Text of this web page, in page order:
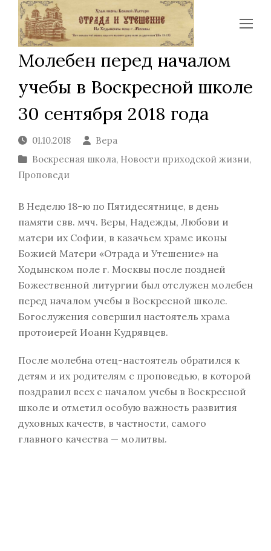
Молебен перед началом
учебы в Воскресной школе
30 сентября 2018 года
01.10.2018
Вера
Воскресная школа, Новости приходской жизни,
Проповеди
В Неделю 18-ю по Пятидесятнице, в день
памяти свв. мчч. Веры, Надежды, Любови и
матери их Софии, в казачьем храме иконы
Божией Матери «Отрада и Утешение» на
Ходынском поле г. Москвы после поздней
Божественной литургии был отслужен молебен
перед началом учебы в Воскресной школе.
Богослужения совершил настоятель храма
протоиерей Иоанн Кудрявцев.
После молебна отец-настоятель обратился к
детям и их родителям с проповедью, в которой
поздравил всех с началом учебы в Воскресной
школе и отметил особую важность развития
духовных качеств, в частности, самого
главного качества — молитвы.